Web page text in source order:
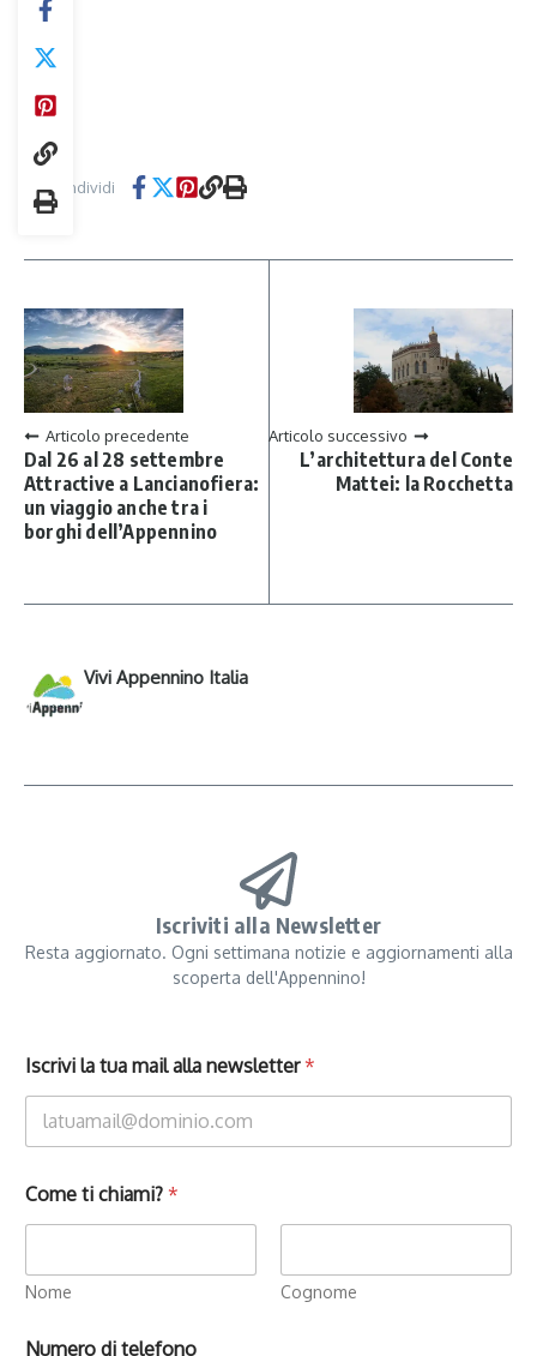
Condividi
Articolo precedente
Dal 26 al 28 settembre
Attractive a Lancianofiera:
un viaggio anche tra i
borghi dell’Appennino
Articolo successivo
L’architettura del Conte
Mattei: la Rocchetta
Vivi Appennino Italia
Iscriviti alla Newsletter
Resta aggiornato. Ogni settimana notizie e aggiornamenti alla
scoperta dell'Appennino!
Iscrivi la tua mail alla newsletter*
Come ti chiami? *
Nome Cognome
Numero di telefono